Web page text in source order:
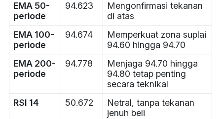
EMA 50-
periode
94.623
Mengonfirmasi tekanan
di atas
EMA 100-
periode
94.674
Memperkuat zona suplai
94.60 hingga 94.70
EMA 200-
periode
94.778
Menjaga 94.70 hingga
94.80 tetap penting
secara teknikal
RSI 14
50.672
Netral, tanpa tekanan
jenuh beli